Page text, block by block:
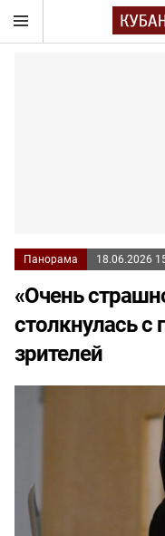
Панорама 18.06.2026
«Очень
столкнулась
зрителей